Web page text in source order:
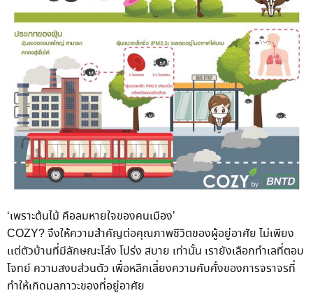
‘เพราะต้นไม้ คือลมหายใจของคนเมือง’
COZY? จึงให้ความสำคัญต่อคุณภาพชีวิตของผู้อยู่อาศัย ไม่เพียง
เเต่ตัวบ้านที่มีลักษณะโล่ง โปร่ง สบาย เท่านั้น เรายังเลือกทำเลที่ตอบ
โจทย์ ความสงบส่วนตัว เพื่อหลีกเลี่ยงความคับคั่งของการจราจรที่
ทำให้เกิดมลภาวะของที่อยู่อาศัย